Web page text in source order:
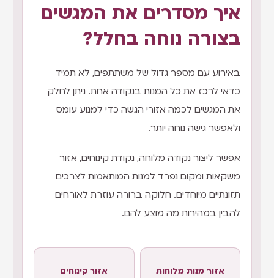
איך מסדרים את המגשים
בצורה נוחה בחלל?
באירוע עם מספר גדול של משתתפים, לא תמיד
כדאי לרכז את כל המנות בנקודה אחת. ניתן לחלק
את המגשים לכמה אזורי הגשה כדי למנוע עומס
ולאפשר גישה נוחה יותר.
אפשר ליצור נקודה מלוחה, נקודת קינוחים, אזור
משקאות ומקום נפרד למנות המותאמות לצרכים
תזונתיים מיוחדים. חלוקה ברורה עוזרת לאורחים
להבין במהירות מה מוצע להם.
אזור מנות מלוחות אזור קינוחים